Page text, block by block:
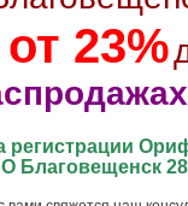
от 23%
регистрации
Благовещенск